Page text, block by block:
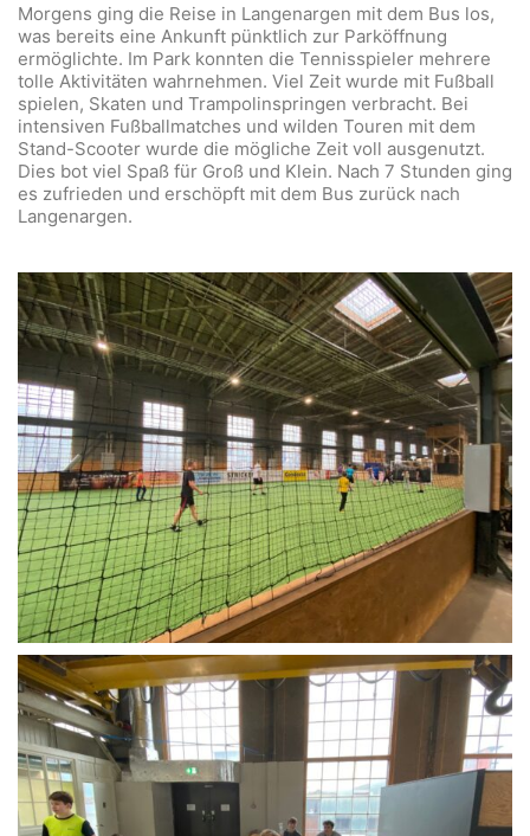
Morgens ging die Reise in Langenargen mit dem Bus los,
was bereits eine Ankunft pünktlich zur Parköffnung
ermöglichte. Im Park konnten die Tennisspieler mehrere
tolle Aktivitäten wahrnehmen. Viel Zeit wurde mit Fußball
spielen, Skaten und Trampolinspringen verbracht. Bei
intensiven Fußballmatches und wilden Touren mit dem
Stand-Scooter wurde die mögliche Zeit voll ausgenutzt.
Dies bot viel Spaß für Groß und Klein. Nach 7 Stunden ging
es zufrieden und erschöpft mit dem Bus zurück nach
Langenargen.